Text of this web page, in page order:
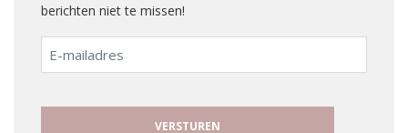
berichten niet te missen!
E-
mailadres